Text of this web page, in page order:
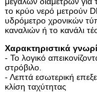
το κρύο νερό μετρούν
υδρόμετρο χρονικών
καναλιών ή το κανάλι
Χαρακτηριστικά
- Το λογικό
στρόβιλο.
- Λεπτά εσωτερική
κλίση ταχύτητας